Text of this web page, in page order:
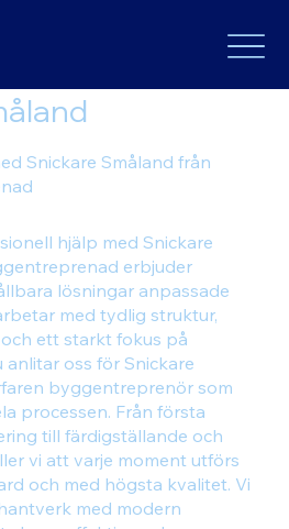
Snickare Småland från
hjälp med Snickare
erbjuder
lösningar anpassade
med tydlig struktur,
ett starkt fokus på
oss för Snickare
byggentreprenör som
processen. Från första
till färdigställande och
vi att varje moment utförs
och med högsta kvalitet. Vi
med modern